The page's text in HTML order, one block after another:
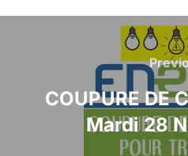
COUPURE DE
Mardi 28